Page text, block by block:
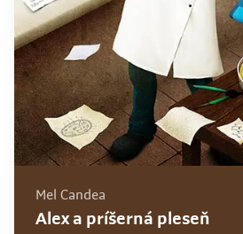
Mel Candea
Alex a príšerná pleseň